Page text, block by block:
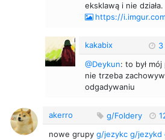
eksklawą i nie działa.
https://
kakabix
@Deykun: to był
nie trzeba
odgadywaniu
akerro
g/Foldery
nowe grupy g/jezykc g/jezykd